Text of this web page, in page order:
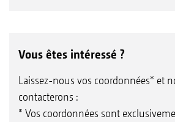
Vous êtes intéressé ?
Laissez-nous vos coordonnées* et
contacterons :
* Vos coordonnées sont